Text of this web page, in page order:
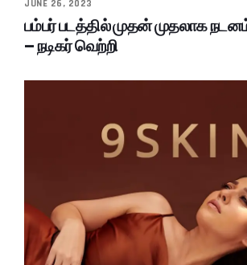
JUNE 26, 2023
பம்பர் படத்தில் முதன் முதலாக
– நடிகர் வெற்றி